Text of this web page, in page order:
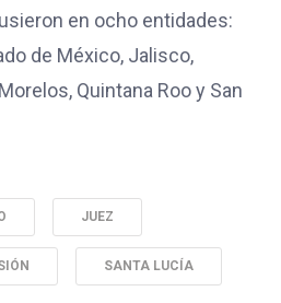
en ocho entidades:
de México, Jalisco,
Quintana Roo y San
JUEZ
SANTA LUCÍA